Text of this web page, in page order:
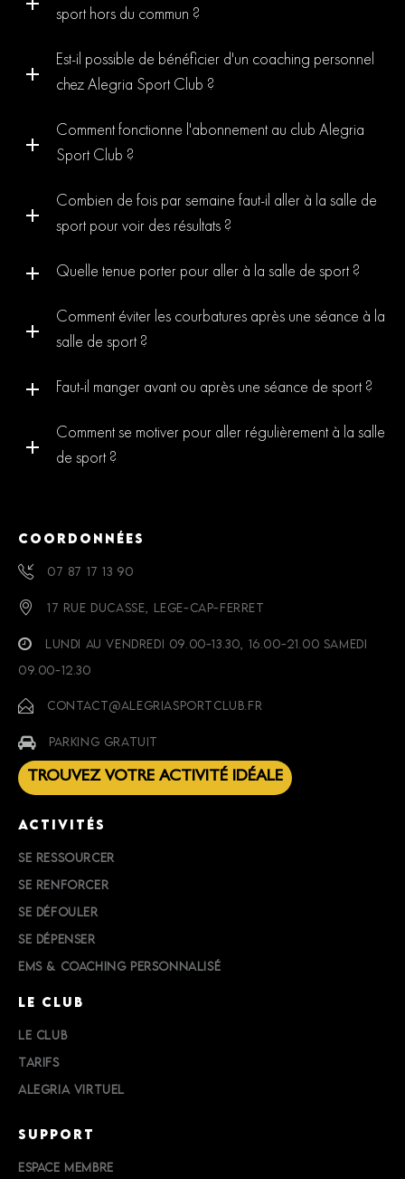
sport hors du commun ?
Est-il possible de bénéficier d'un coaching personnel
chez Alegria Sport Club ?
Comment fonctionne l'abonnement au club Alegria
Sport Club ?
Combien de fois par semaine faut-il aller à la salle de
sport pour voir des résultats ?
Quelle tenue porter pour aller à la salle de sport ?
Comment éviter les courbatures après une séance à la
salle de sport ?
Faut-il manger avant ou après une séance de sport ?
Comment se motiver pour aller régulièrement à la salle
de sport ?
COORDONNÉES
07 87 17 13 90
17 RUE DUCASSE, LEGE-CAP-FERRET
LUNDI AU VENDREDI 09.00-13.30, 16.00-21.00 SAMEDI
09.00-12.30
CONTACT@ALEGRIASPORTCLUB.FR
PARKING GRATUIT
TROUVEZ VOTRE ACTIVITÉ IDÉALE
ACTIVITÉS
SE RESSOURCER
SE RENFORCER
SE DÉFOULER
SE DÉPENSER
EMS & COACHING PERSONNALISÉ
LE CLUB
LE CLUB
TARIFS
ALEGRIA VIRTUEL
SUPPORT
ESPACE MEMBRE